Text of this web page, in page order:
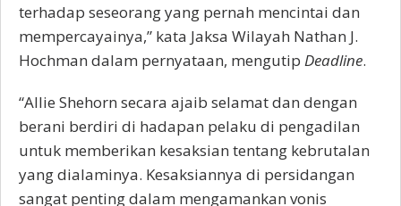
terhadap seseorang yang pernah mencintai dan
mempercayainya,” kata Jaksa Wilayah Nathan J.
Hochman dalam pernyataan, mengutip Deadline.
“Allie Shehorn secara ajaib selamat dan dengan
berani berdiri di hadapan pelaku di pengadilan
untuk memberikan kesaksian tentang kebrutalan
yang dialaminya. Kesaksiannya di persidangan
sangat penting dalam mengamankan vonis